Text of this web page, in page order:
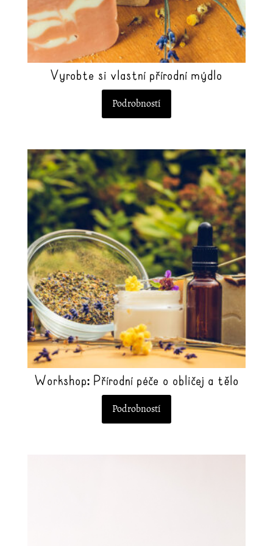
Vyrobte si vlastní přírodní mýdlo
Podrobností
produkt
má
více
variant.
Možnosti
lze
vybrat
na
stránce
produktu
Workshop: Přírodní péče o obličej a tělo
Podrobností